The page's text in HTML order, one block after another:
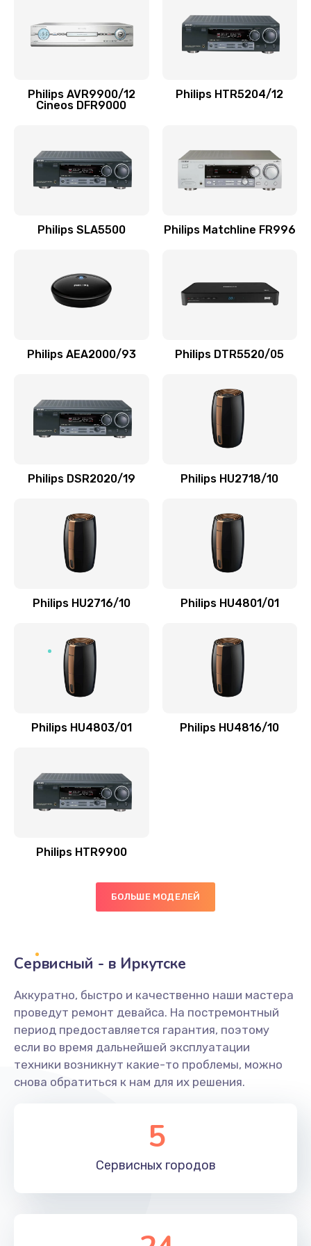
1100 руб.
Заказать
550 руб.
Ремонт экрана
1100 руб.
Заказать
Ремонт микросхемы NFC
1100 руб.
Замена разъема наушников
Ремонт микросхемы управления
Заказать
Замена микросхемы управления
Замена микросхемы NFC
Ремонт или замена флоуметра
Замена сальников
2000 руб.
Замена переходников
1000 руб.
Заказать
Замена уплотнительных колец
2000 руб.
Замена помпы
3000 руб.
Заказать
Philips AVR9900/12
Cineos DFR9000
Philips HTR5204/12
Philips SLA5500 Philips Matchline FR996
Philips AEA2000/93 Philips DTR5520/05
Philips DSR2020/19 Philips HU2718/10
Philips HU2716/10 Philips HU4801/01
Philips HU4803/01 Philips HU4816/10
Philips HTR9900
БОЛЬШЕ МОДЕЛЕЙ
Сервисный - в Иркутске
Аккуратно, быстро и качественно наши мастера
проведут ремонт девайса. На постремонтный
период предоставляется гарантия, поэтому
если во время дальнейшей эксплуатации
техники возникнут какие-то проблемы, можно
снова обратиться к нам для их решения.
5
Сервисных городов